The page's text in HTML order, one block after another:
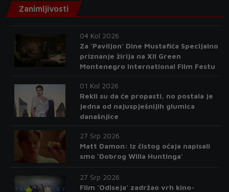
Zanimljivosti
04 Kol 2026
Za 'Paviljon' Dine Mustafića Specijalno
priznanje žirija na XII Green
Montenegro International Film Festu
01 Kol 2026
Rekli su da će propasti, no postala je
jedna od najuspješnijih glumica
današnjice
27 Srp 2026
Matt Damon: Iz čistog očaja napisali
smo 'Dobrog Willa Huntinga'
27 Srp 2026
Film 'Odiseja' zadržao vrh kino-